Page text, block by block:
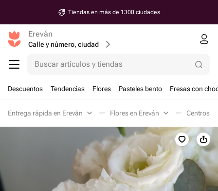
Tiendas en más de 1300 ciudades
Ereván
Calle y número, ciudad
Buscar artículos y tiendas
Descuentos Tendencias Flores Pasteles bento Fresas con
Entrega rápida en Ereván Flores en Ereván Centros